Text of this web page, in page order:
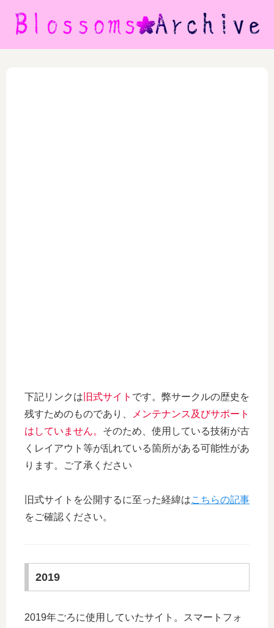
下記リンクは 旧式サイト です。弊サークルの歴史を
残すためのものであり、
メンテナンス及びサポート
はしていません。 そのため、使用している技術が古
くレイアウト等が乱れている箇所がある可能性があ
ります。ご了承ください
旧式サイトを公開するに至った経緯はこちらの記事
をご確認ください。
2019
2019年ごろに使用していたサイト。スマートフォ